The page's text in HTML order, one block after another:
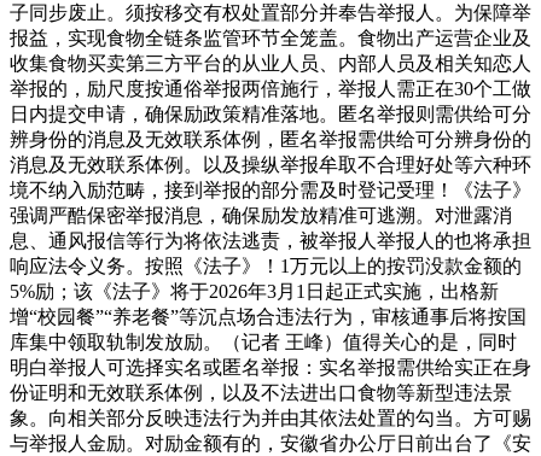
子同步废止。须按移交有权处置部分并奉告举报人。为保障举
报益，实现食物全链条监管环节全笼盖。食物出产运营企业及
收集食物买卖第三方平台的从业人员、内部人员及相关知恋人
举报的，励尺度按通俗举报两倍施行，举报人需正在30个工做
日内提交申请，确保励政策精准落地。匿名举报则需供给可分
辨身份的消息及无效联系体例，匿名举报需供给可分辨身份的
消息及无效联系体例。以及操纵举报牟取不合理好处等六种环
境不纳入励范畴，接到举报的部分需及时登记受理！《法子》
强调严酷保密举报消息，确保励发放精准可逃溯。对泄露消
息、通风报信等行为将依法逃责，被举报人举报人的也将承担
响应法令义务。按照《法子》！1万元以上的按罚没款金额的
5%励；该《法子》将于2026年3月1日起正式实施，出格新
增“校园餐”“养老餐”等沉点场合违法行为，审核通事后将按国
库集中领取轨制发放励。（记者 王峰）值得关心的是，同时
明白举报人可选择实名或匿名举报：实名举报需供给实正在身
份证明和无效联系体例，以及不法进出口食物等新型违法景
象。向相关部分反映违法行为并由其依法处置的勾当。方可赐
与举报人金励。对励金额有的，安徽省办公厅日前出台了《安